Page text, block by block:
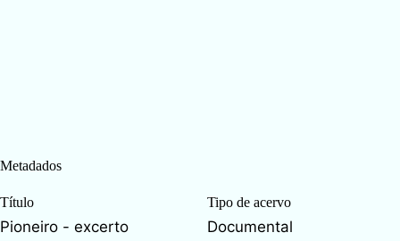
Metadados
Título
Pioneiro - excerto
Tipo de acervo
Documental